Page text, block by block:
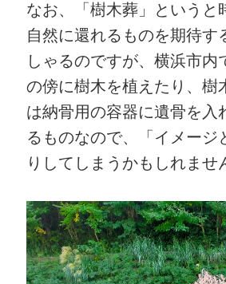
なお、「樹木葬」というと
自然に還れるものを期待す
しゃるのですが、横浜市内
の傍に樹木を植えたり、樹
は納骨用の容器に遺骨を入
るものなので、「イメージ
りしてしまうかもしれませ